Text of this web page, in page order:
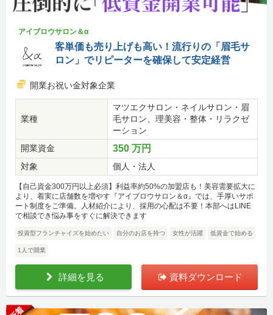
アイブロウサロン＆α
客単価も売り上げも高い！流行りの「眉毛サ
ロン」でリピーターを確保して安定経営
開業お祝い金対象企業
業種
マツエクサロン・ネイルサロン・眉
毛サロン、理美容・整体・リラクゼ
ーション
開業資金
350 万円
対象 個人・法人
【自己資金300万円以上必須】利益率約50%の加盟店も！美容需要拡大に
より、着実に店舗数を増やす『アイブロウサロン＆α』では、手厚いサポ
ート制度をご準備。人材紹介により、採用の心配は不要！本部へはLINE
で相談でき悩み事をすぐに解決できます
投資型フランチャイズを始めたい 自分のお店を持つ 女性が活躍 低資金で始める
1人で開業
詳細を見る 資料ダウンロード